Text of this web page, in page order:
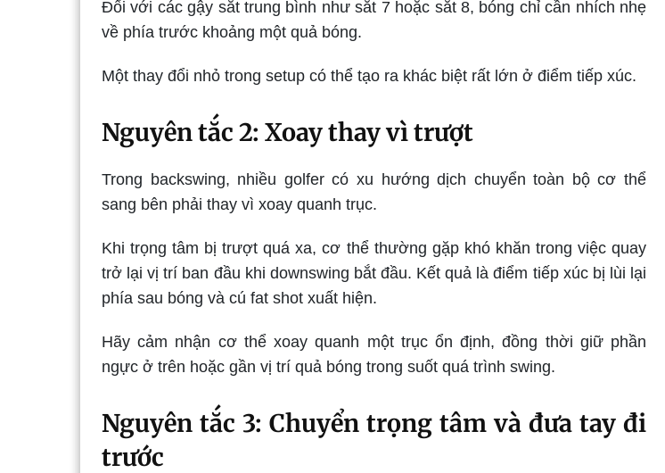
Đối với các gậy sắt trung bình như sắt 7 hoặc sắt 8, bóng chỉ cần nhích nhẹ
về phía trước khoảng một quả bóng.
Một thay đổi nhỏ trong setup có thể tạo ra khác biệt rất lớn ở điểm tiếp xúc.
Nguyên tắc 2: Xoay thay vì trượt
Trong backswing, nhiều golfer có xu hướng dịch chuyển toàn bộ cơ thể
sang bên phải thay vì xoay quanh trục.
Khi trọng tâm bị trượt quá xa, cơ thể thường gặp khó khăn trong việc quay
trở lại vị trí ban đầu khi downswing bắt đầu. Kết quả là điểm tiếp xúc bị lùi lại
phía sau bóng và cú fat shot xuất hiện.
Hãy cảm nhận cơ thể xoay quanh một trục ổn định, đồng thời giữ phần
ngực ở trên hoặc gần vị trí quả bóng trong suốt quá trình swing.
Nguyên tắc 3: Chuyển trọng tâm và đưa tay đi
trước